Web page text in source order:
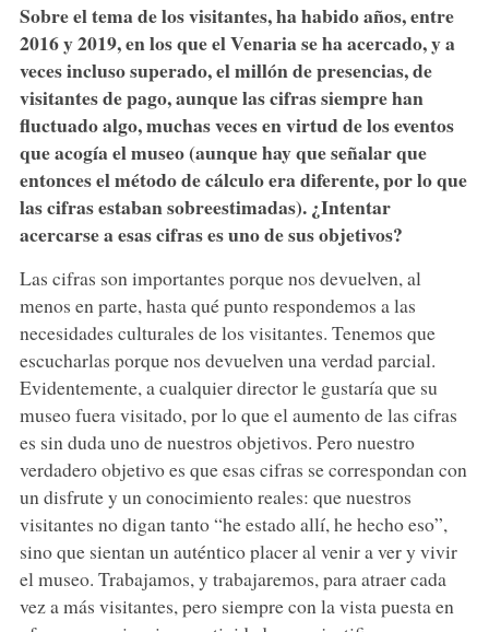
Sobre el tema de los visitantes, ha habido años, entre
2016 y 2019, en los que el Venaria se ha acercado, y a
veces incluso superado, el millón de presencias, de
visitantes de pago, aunque las cifras siempre han
fluctuado algo, muchas veces en virtud de los eventos
que acogía el museo (aunque hay que señalar que
entonces el método de cálculo era diferente, por lo que
las cifras estaban sobreestimadas). ¿Intentar
acercarse a esas cifras es uno de sus objetivos?
Las cifras son importantes porque nos devuelven, al
menos en parte, hasta qué punto respondemos a las
necesidades culturales de los visitantes. Tenemos que
escucharlas porque nos devuelven una verdad parcial.
Evidentemente, a cualquier director le gustaría que su
museo fuera visitado, por lo que el aumento de las cifras
es sin duda uno de nuestros objetivos. Pero nuestro
verdadero objetivo es que esas cifras se correspondan con
un disfrute y un conocimiento reales: que nuestros
visitantes no digan tanto “he estado allí, he hecho eso”,
sino que sientan un auténtico placer al venir a ver y vivir
el museo. Trabajamos, y trabajaremos, para atraer cada
vez a más visitantes, pero siempre con la vista puesta en